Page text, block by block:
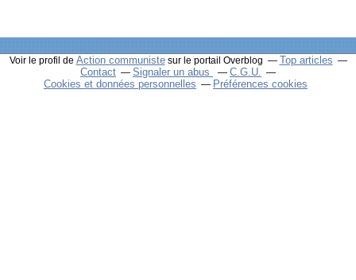
Voir le profil de Action communistesur le portail Overblog
Top articles
Contact
Signaler un abus
C.G.U.
Cookies et données personnelles
Préférences cookies